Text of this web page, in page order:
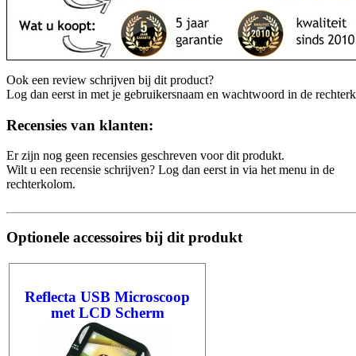
Ook een review schrijven bij dit product?
Log dan eerst in met je gebruikersnaam en wachtwoord in de
Recensies van klanten:
Er zijn nog geen recensies geschreven voor dit produkt.
Wilt u een recensie schrijven? Log dan eerst in via het menu in de
rechterkolom.
Optionele accessoires bij dit produkt
Reflecta USB Microscoop
met LCD Scherm